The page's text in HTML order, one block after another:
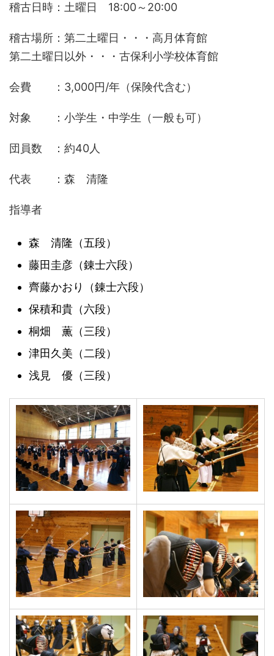
稽古日時：土曜日 18:00～20:00
稽古場所：第二土曜日・・・高月体育館
第二土曜日以外・・・古保利小学校体育館
会費 ：3,000円/年（保険代含む）
対象 ：小学生・中学生（一般も可）
団員数 ：約40人
代表 ：森 清隆
指導者
森 清隆（五段）
藤田圭彦（錬士六段）
齊藤かおり（錬士六段）
保積和貴（六段）
桐畑 薫（三段）
津田久美（二段）
浅見 優（三段）